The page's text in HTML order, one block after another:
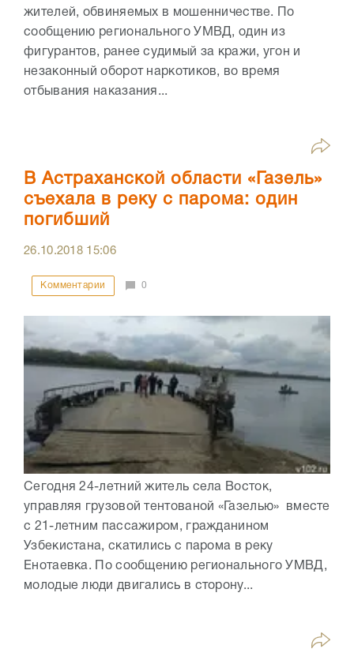
жителей, обвиняемых в мошенничестве. По
сообщению регионального УМВД, один из
фигурантов, ранее судимый за кражи, угон и
незаконный оборот наркотиков, во время
отбывания наказания...
В Астраханской области «Газель»
съехала в реку с парома: один
погибший
26.10.2018 15:06
Комментарии 0
Сегодня 24-летний житель села Восток,
управляя грузовой тентованой «Газелью» вместе
с 21-летним пассажиром, гражданином
Узбекистана, скатились с парома в реку
Енотаевка. По сообщению регионального УМВД,
молодые люди двигались в сторону...